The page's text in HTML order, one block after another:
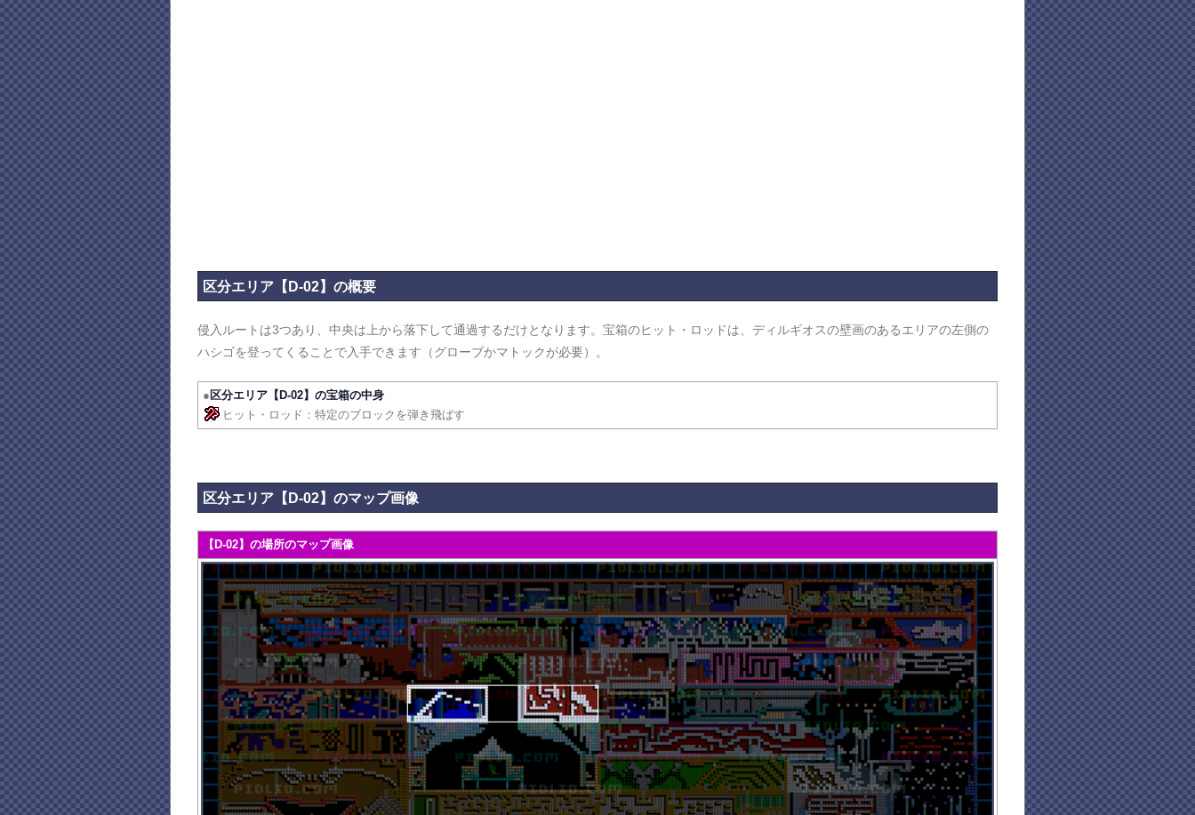
区分エリア【D-02】の概要
侵入ルートは3つあり、中央は上から落下して通過するだけとなります。宝箱のヒット・ロッドは、ディルギオスの壁画のあるエリアの左側の
ハシゴを登ってくることで入手できます（グローブかマトックが必要）。
● 区分エリア【D-02】の宝箱の中身
ヒット・ロッド：特定のブロックを弾き飛ばす
区分エリア【D-02】のマップ画像
【D-02】の場所のマップ画像